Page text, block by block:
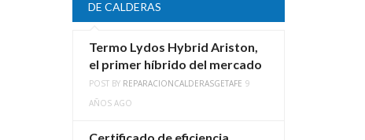
DE CALDERAS
Termo Lydos Hybrid Ariston,
el primer híbrido del mercado
POST BY REPARACIONCALDERASGETAFE 9
AÑOS AGO